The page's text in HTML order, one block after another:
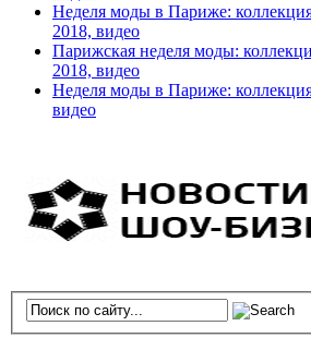
Неделя моды в Париже:
2018, видео
Парижская неделя моды:
2018, видео
Неделя моды в Париже:
видео